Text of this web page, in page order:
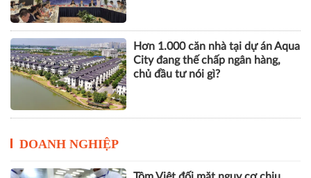
DOANH NGHIỆP
Tôm Việt đối mặt nguy cơ chịu
VPBank, FINAN và Mastercard ra